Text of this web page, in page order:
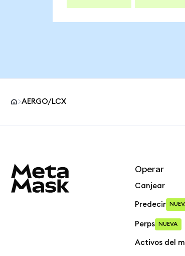
AERGO/LCX
Operar
Canjear
Predecir
Perps NUEVA
Activos del